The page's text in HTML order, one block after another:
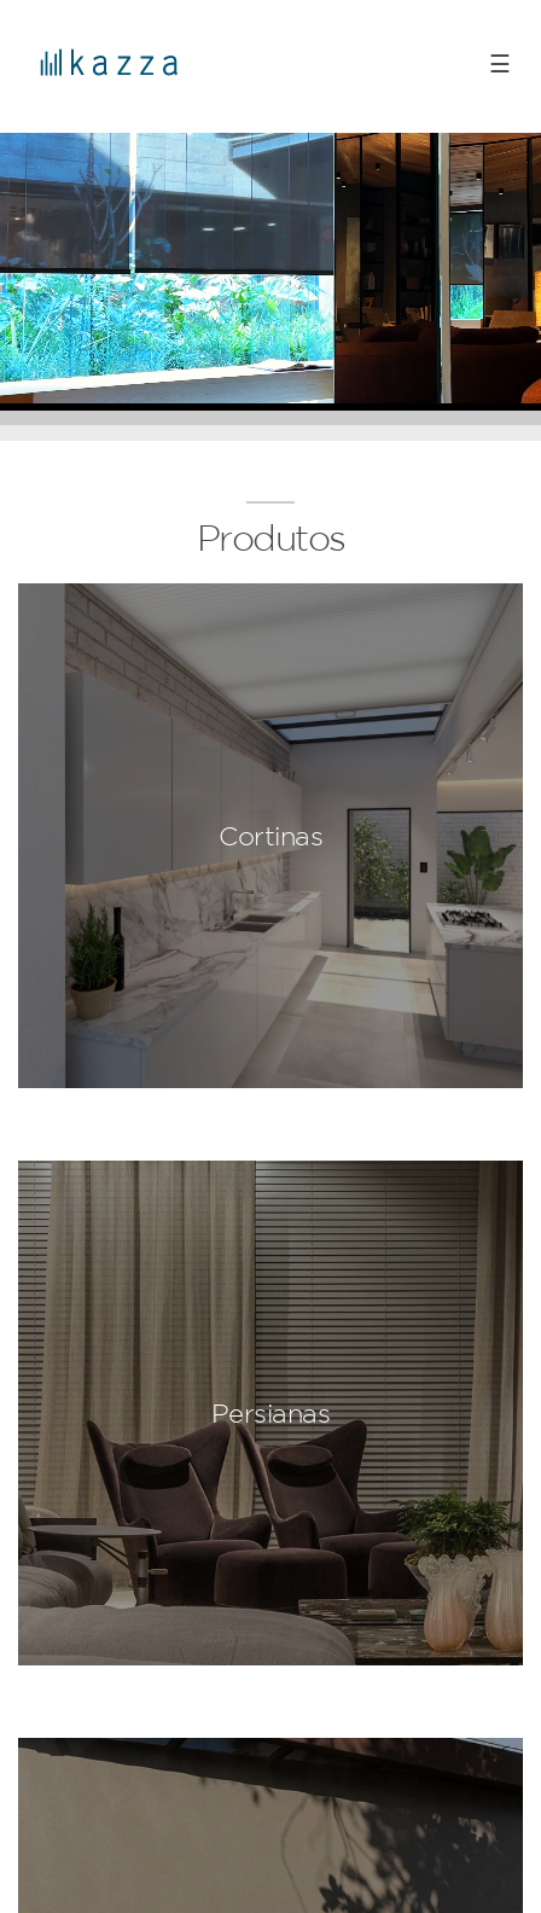
☰
Produtos
Cortinas
Persianas